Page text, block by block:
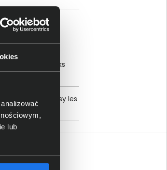
lub
5601 Great Oaks
80006, 92135 Issy les
493-7867